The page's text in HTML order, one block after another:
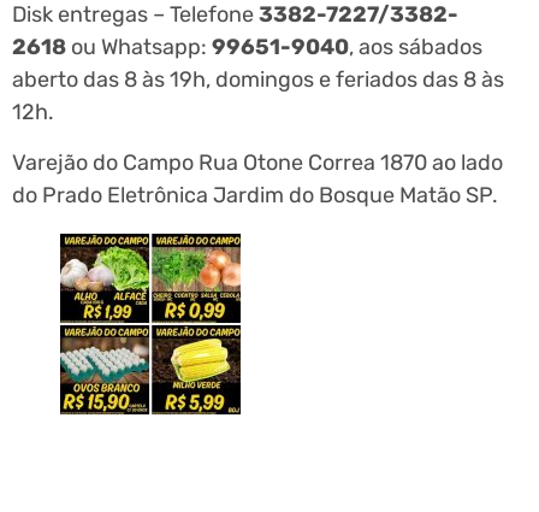
Disk entregas – Telefone3382-7227/3382-
2618 ou Whatsapp: 99651-9040, aos sábados
aberto das 8 às 19h, domingos e feriados das 8 às
12h.
Varejão do Campo Rua Otone Correa 1870 ao lado
do Prado Eletrônica Jardim do Bosque Matão SP.